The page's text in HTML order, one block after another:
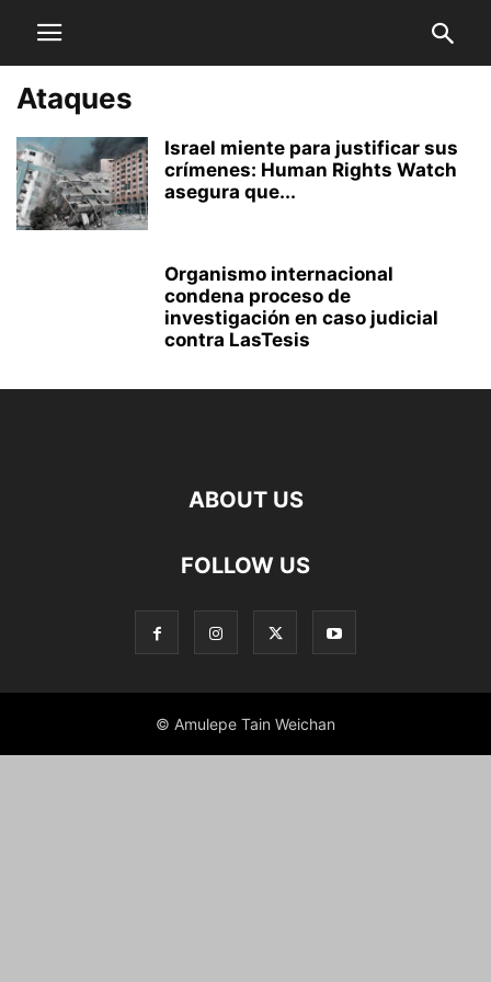
Ataques
Israel miente para justificar sus
crímenes: Human Rights Watch
asegura que...
Organismo internacional
condena proceso de
investigación en caso judicial
contra LasTesis
ABOUT US
FOLLOW US
© Amulepe Tain Weichan